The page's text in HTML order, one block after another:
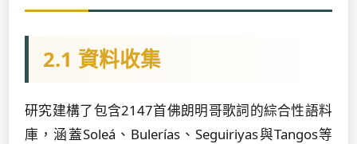
2.1 資料收集
研究建構了包含2147首佛朗明哥歌詞的綜合性語料
庫，涵蓋Soleá、Bulerías、Seguiriyas與Tangos等